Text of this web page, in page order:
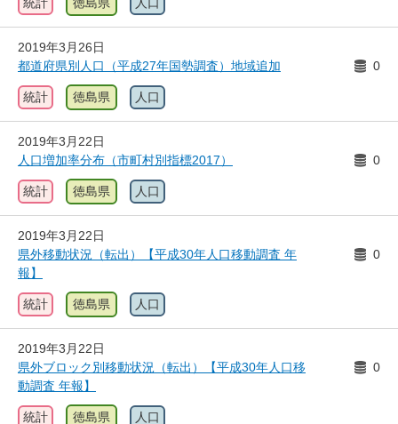
2019年3月26日
都道府県別人口（平成27年国勢調査）地域追加
0
統計 徳島県 人口
2019年3月22日
人口増加率分布（市町村別指標2017）
0
統計 徳島県 人口
2019年3月22日
県外移動状況（転出）【平成30年人口移動調査 年
報】
0
統計 徳島県 人口
2019年3月22日
県外ブロック別移動状況（転出）【平成30年人口移
動調査 年報】
0
統計 徳島県 人口